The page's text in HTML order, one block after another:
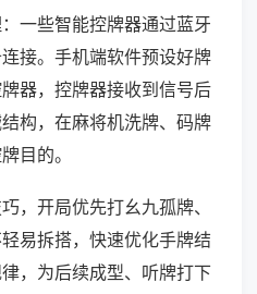
一些智能控牌器通过蓝牙
接。手机端软件预设好牌
器，控牌器接收到信号后
构，在麻将机洗牌、码牌
目的。
，开局优先打幺九孤牌、
易拆搭，快速优化手牌结
，为后续成型、听牌打下